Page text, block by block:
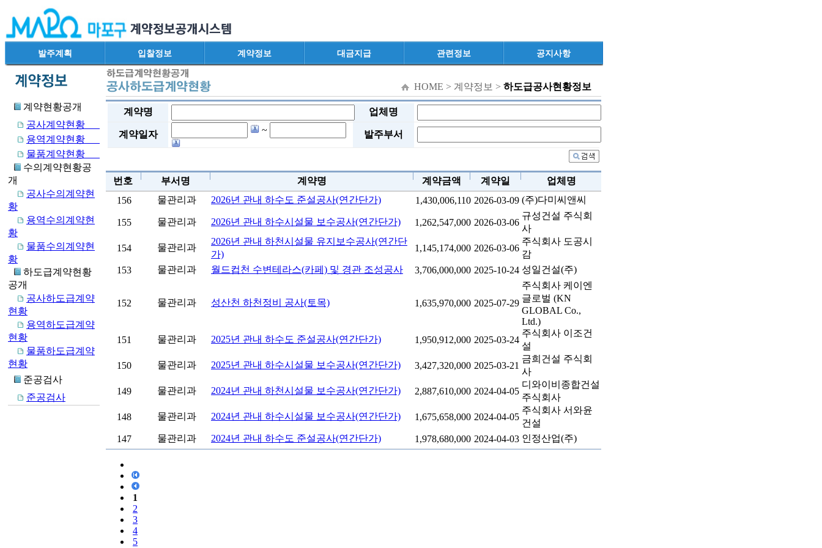
발주계획 입찰정보 계약정보 대금지급 관련정보 공지사항
계약현황공개
공사계약현황
용역계약현황
물품계약현황
수의계약현황공
개
공사수의계약현
황
용역수의계약현
황
물품수의계약현
황
하도급계약현황
공개
공사하도급계약
현황
용역하도급계약
현황
물품하도급계약
현황
준공검사
준공검사
HOME > 계약정보 > 하도급공사현황정보
계약명 업체명
계약일자 ~ 발주부서
번호 부서명 계약명 계약금액 계약일
업체명
156
물관리과 2026년 관내 하수도 준설공사(연간단가) 1,430,006,110 2026-03-09 (주)다미씨앤씨
155 물관리과 2026년 관내 하수시설물 보수공사(연간단가) 1,262,547,000 2026-03-06
규성건설 주식회
사
154
물관리과
2026년 관내 하천시설물 유지보수공사(연간단
가)
1,145,174,000 2026-03-06
주식회사 도공시
감
153
물관리과 월드컵천 수변테라스(카페) 및 경관 조성공사 3,706,000,000 2025-10-24 성일건설(주)
152 물관리과 성산천 하천정비 공사(토목) 1,635,970,000 2025-07-29
주식회사 케이엔
글로벌 (KN
GLOBAL Co.,
Ltd.)
151
물관리과 2025년 관내 하수도 준설공사(연간단가) 1,950,912,000 2025-03-24
주식회사 이조건
설
150
물관리과 2025년 관내 하수시설물 보수공사(연간단가) 3,427,320,000 2025-03-21
금희건설 주식회
사
149
물관리과 2024년 관내 하천시설물 보수공사(연간단가) 2,887,610,000 2024-04-05
디와이비종합건설
주식회사
148
물관리과 2024년 관내 하수시설물 보수공사(연간단가) 1,675,658,000 2024-04-05
주식회사 서와윤
건설
147
물관리과 2024년 관내 하수도 준설공사(연간단가) 1,978,680,000 2024-04-03 인정산업(주)
1
2
3
4
5